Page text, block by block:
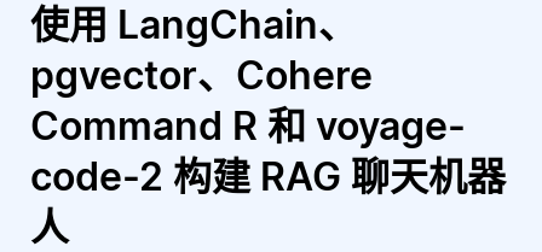
使用 LangChain、
pgvector、Cohere
Command R 和 voyage-
code-2 构建 RAG 聊天机器
人